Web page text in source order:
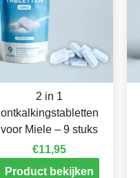
2 in 1
ontkalkingstabletten
voor Miele – 9 stuks
€11,95
Product bekijken